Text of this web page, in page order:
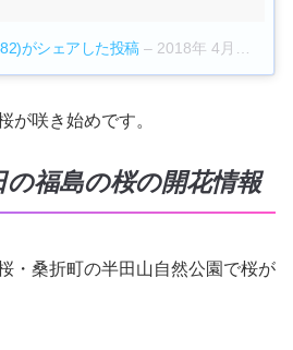
がシェアした投稿– 2018年 4月月18日午後8時13分PDT
が咲き始めです。
の福島の桜の開花情報
・桑折町の半田山自然公園で桜が